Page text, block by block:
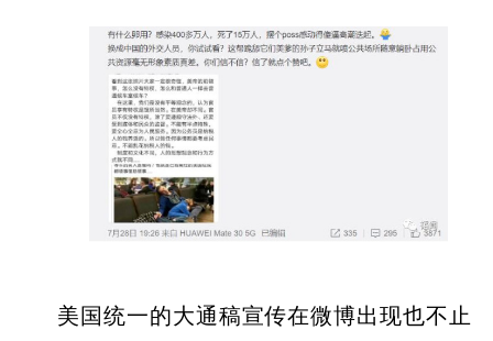
美国统一的大通稿宣传在微博出现也不止